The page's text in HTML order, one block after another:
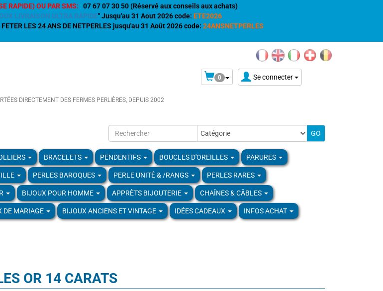
RAPIDE) OU PAR SMS: : 07 67 07 30 50 (Réservé aux conseils aux achats)
LIVRAISON ULTRA RAPIDE" Jusqu'au 31 Aout 2026 code: ETE2026
FETER LES 24 ANS DE NETPERLES jusqu'au 31 Août 2026 code: 24ANSNETPERLES
DIRECTEMENT DES FERMES PERLIÈRES, DEPUIS 2002
Se connecter
0
BRACELETS PENDENTIFS BOUCLES D'OREILLES PARURES
PERLES BAROQUES PERLE UNITÉ & /RANGS PERLES RARES
BIJOUX POUR HOMME APPRÈTS BIJOUTERIE CHAÎNES & CÂBLES
DE MARIAGE BIJOUX ANCIENS ET VINTAGE IDÉES CADEAUX INFOS ACHAT
OR 14 CARATS